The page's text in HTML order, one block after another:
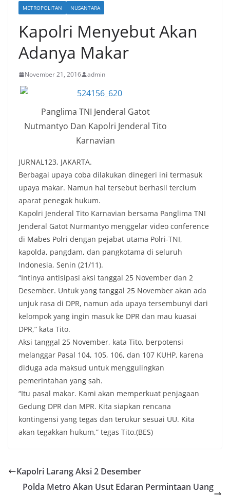
METROPOLITAN NUSANTARA
Kapolri Menyebut Akan
Adanya Makar
November 21, 2016 admin
Panglima TNI Jenderal Gatot
Nutmantyo Dan Kapolri Jenderal Tito
Karnavian
JURNAL123, JAKARTA.
Berbagai upaya coba dilakukan dinegeri ini termasuk
upaya makar. Namun hal tersebut berhasil tercium
aparat penegak hukum.
Kapolri Jenderal Tito Karnavian bersama Panglima TNI
Jenderal Gatot Nurmantyo menggelar video conference
di Mabes Polri dengan pejabat utama Polri-TNI,
kapolda, pangdam, dan pangkotama di seluruh
Indonesia, Senin (21/11).
“Intinya antisipasi aksi tanggal 25 November dan 2
Desember. Untuk yang tanggal 25 November akan ada
unjuk rasa di DPR, namun ada upaya tersembunyi dari
kelompok yang ingin masuk ke DPR dan mau kuasai
DPR,” kata Tito.
Aksi tanggal 25 November, kata Tito, berpotensi
melanggar Pasal 104, 105, 106, dan 107 KUHP, karena
diduga ada maksud untuk menggulingkan
pemerintahan yang sah.
“Itu pasal makar. Kami akan memperkuat penjagaan
Gedung DPR dan MPR. Kita siapkan rencana
kontingensi yang tegas dan terukur sesuai UU. Kita
akan tegakkan hukum,” tegas Tito.(BES)
Kapolri Larang Aksi 2 Desember
Polda Metro Akan Usut Edaran Permintaan Uang